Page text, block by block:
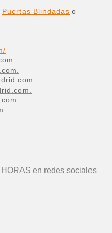
Puertas Blindadas o
en redes sociales